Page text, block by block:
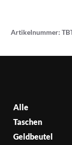
Artikelnummer:
Alle
Taschen
Geldbeutel